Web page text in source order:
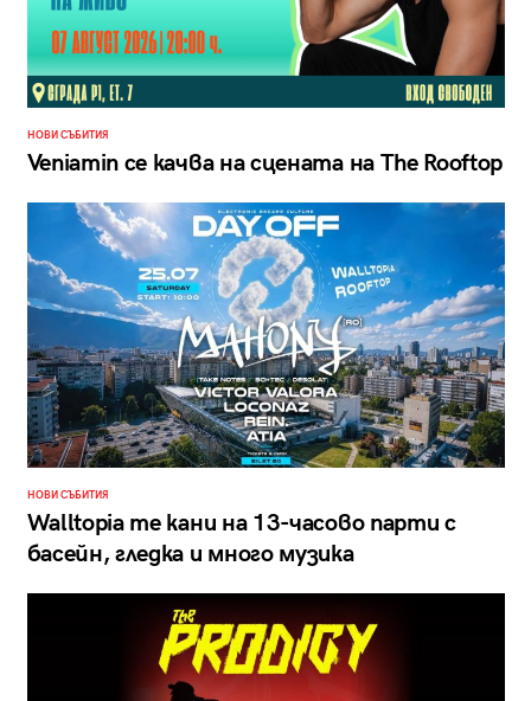
НОВИ СЪБИТИЯ
Veniamin се качва на сцената на The Rooftop
НОВИ СЪБИТИЯ
Walltopia те кани на 13-часово парти с
басейн, гледка и много музика